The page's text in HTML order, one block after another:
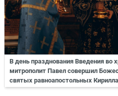
В день празднования Введения во
митрополит Павел совершил
святых равноапостольных